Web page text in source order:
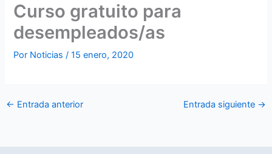
Curso gratuito para
desempleados/as
Por Noticias/15 enero, 2020
← Entrada anterior Entrada siguiente →